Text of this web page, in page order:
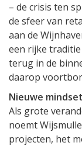
– de crisis ten
de sfeer van
aan de
een rijke
terug in de
daarop
Nieuwe mindset
Als grote
noemt
projecten, het